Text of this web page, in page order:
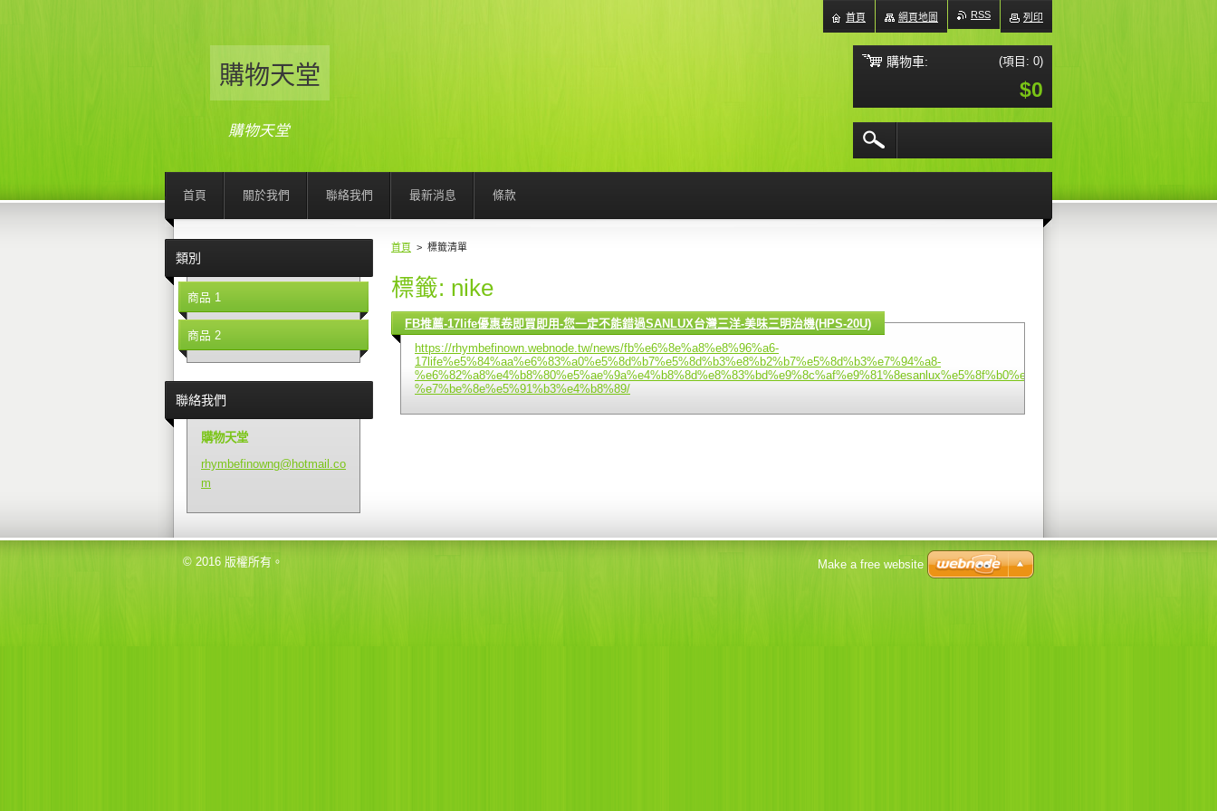
購物天堂
購物天堂
首頁 > 標籤清單
標籤: nike
FB推薦-17life優惠卷即買即用-您一定不能錯過SANLUX台灣三洋-美味三明治機(HPS-20U)
https://rhymbefinown.webnode.tw/news/fb%e6%8e%a8%e8%96%a6-
17life%e5%84%aa%e6%83%a0%e5%8d%b7%e5%8d%b3%e8%b2%b7%e5%8d%b3%e7%94%a8-
%e7%be%8e%e5%91%b3%e4%b8%89/
類別
商品 1
商品 2
聯絡我們
購物天堂
rhymbefinowng@hotmail.co
m
首頁 關於我們 聯絡我們 最新消息 條款
列印
RSS
網頁地圖
首頁
購物車: (項目: 0)
$0
© 2016 版權所有。 Make a free website